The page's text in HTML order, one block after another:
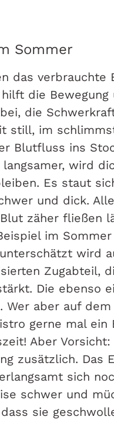
Sommer
das verbrauchte
die Bewegung
die
still, im
Blutfluss ins
wird
Es staut
und dick.
zäher fließen
im
wird
Zugabteil,
Die ebenso
aber auf dem
gerne mal ein
Aber Vorsicht:
zusätzlich. Das
sich
schwer und
sie